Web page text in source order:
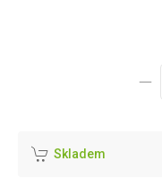
Skladem